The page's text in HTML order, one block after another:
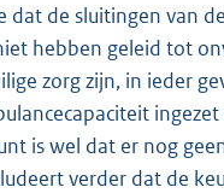
de sluitingen van
hebben geleid tot
zorg zijn, in ieder
is wel dat er nog
verder dat de